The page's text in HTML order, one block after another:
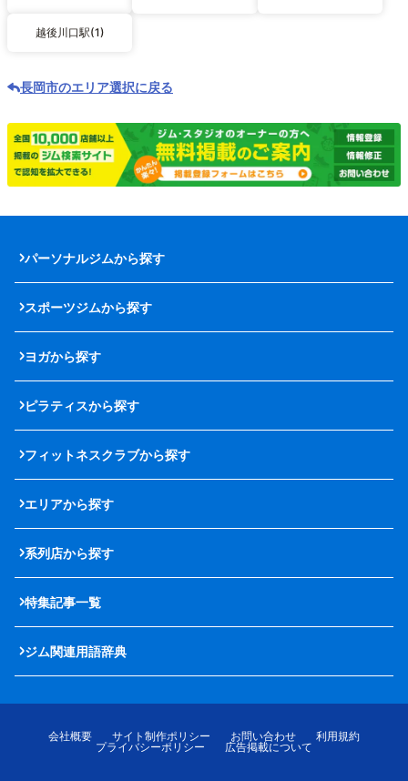
越後川口駅(1)
長岡市のエリア選択に戻る
パーソナルジムから探す
スポーツジムから探す
ヨガから探す
ピラティスから探す
フィットネスクラブから探す
エリアから探す
系列店から探す
特集記事一覧
ジム関連用語辞典
会社概要 サイト制作ポリシー お問い合わせ
利用規約
プライバシーポリシー
広告掲載について